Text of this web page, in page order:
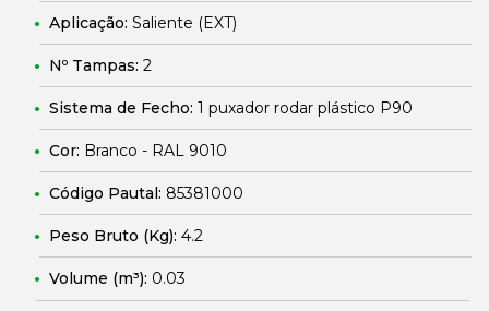
Aplicação: Saliente (EXT)
Nº Tampas: 2
Sistema de Fecho: 1 puxador rodar plástico P90
Cor: Branco - RAL 9010
Código Pautal: 85381000
Peso Bruto (Kg): 4.2
Volume (m³): 0.03